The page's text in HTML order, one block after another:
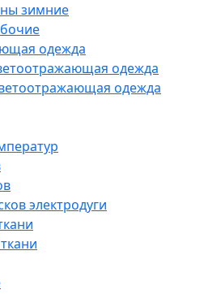
зимние
одежда
одежда
одежда
электродуги